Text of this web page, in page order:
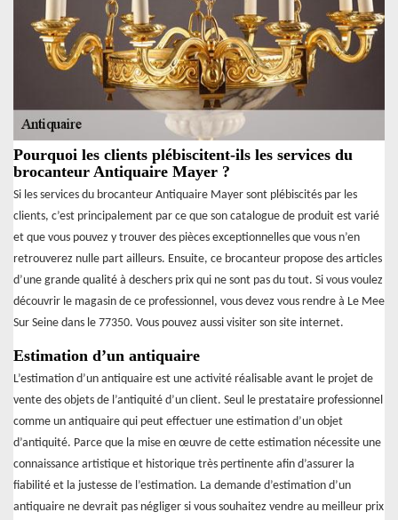
Pourquoi les clients plébiscitent-ils les services du
brocanteur Antiquaire Mayer ?
Si les services du brocanteur Antiquaire Mayer sont plébiscités par les
clients, c’est principalement par ce que son catalogue de produit est varié
et que vous pouvez y trouver des pièces exceptionnelles que vous n’en
retrouverez nulle part ailleurs. Ensuite, ce brocanteur propose des articles
d’une grande qualité à deschers prix qui ne sont pas du tout. Si vous voulez
découvrir le magasin de ce professionnel, vous devez vous rendre à Le Mee
Sur Seine dans le 77350. Vous pouvez aussi visiter son site internet.
Estimation d’un antiquaire
L’estimation d’un antiquaire est une activité réalisable avant le projet de
vente des objets de l’antiquité d’un client. Seul le prestataire professionnel
comme un antiquaire qui peut effectuer une estimation d’un objet
d’antiquité. Parce que la mise en œuvre de cette estimation nécessite une
connaissance artistique et historique très pertinente afin d’assurer la
fiabilité et la justesse de l’estimation. La demande d’estimation d’un
antiquaire ne devrait pas négliger si vous souhaitez vendre au meilleur prix